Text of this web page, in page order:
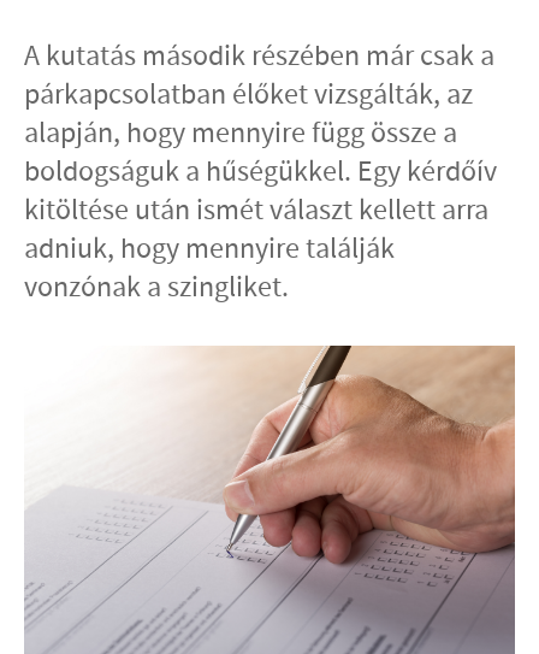
A kutatás második részében már csak a
párkapcsolatban élőket vizsgálták, az
alapján, hogy mennyire függ össze a
boldogságuk a hűségükkel. Egy kérdőív
kitöltése után ismét választ kellett arra
adniuk, hogy mennyire találják
vonzónak a szingliket.